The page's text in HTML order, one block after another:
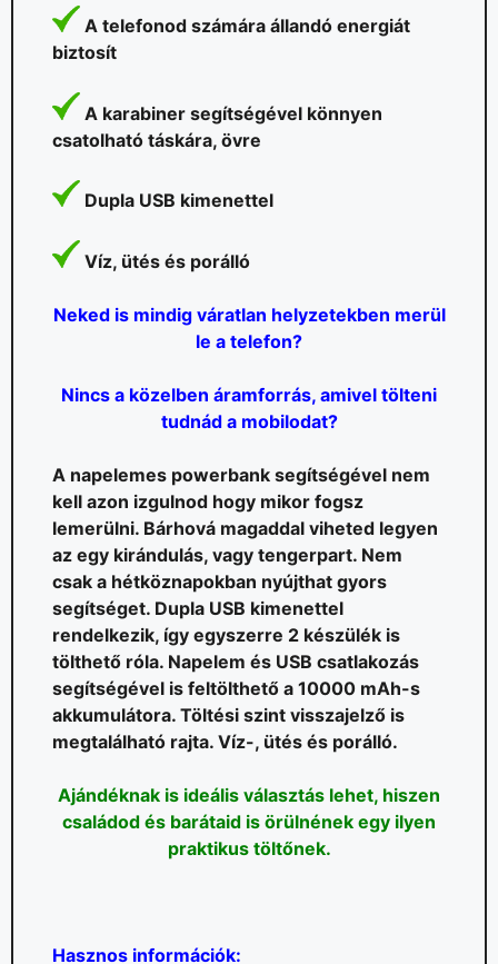
A telefonod számára állandó energiát
biztosít
A karabiner segítségével könnyen
csatolható táskára, övre
Dupla USB kimenettel
Víz, ütés és porálló
Neked is mindig váratlan helyzetekben merül
le a telefon?
Nincs a közelben áramforrás, amivel tölteni
tudnád a mobilodat?
A napelemes powerbank segítségével nem
kell azon izgulnod hogy mikor fogsz
lemerülni. Bárhová magaddal viheted legyen
az egy kirándulás, vagy tengerpart. Nem
csak a hétköznapokban nyújthat gyors
segítséget. Dupla USB kimenettel
rendelkezik, így egyszerre 2 készülék is
tölthető róla. Napelem és USB csatlakozás
segítségével is feltölthető a 10000 mAh-s
akkumulátora. Töltési szint visszajelző is
megtalálható rajta. Víz-, ütés és porálló.
Ajándéknak is ideális választás lehet, hiszen
családod és barátaid is örülnének egy ilyen
praktikus töltőnek.
Hasznos információk: